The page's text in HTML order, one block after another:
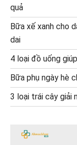
quả
Bữa xế xanh cho
dai
4 loại đồ uống
Bữa phụ ngày hè
3 loại trái cây giải